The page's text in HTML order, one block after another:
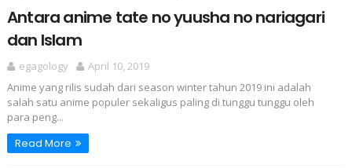
Antara anime tate no yuusha no nariagari
dan Islam
egagology
April 10, 2019
Anime yang rilis sudah dari season winter tahun 2019 ini adalah
salah satu anime populer sekaligus paling di tunggu tunggu oleh
para peng...
Read More